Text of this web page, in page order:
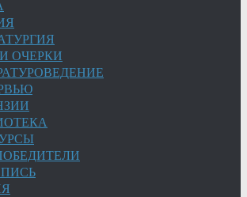
ОЧЕРКИ